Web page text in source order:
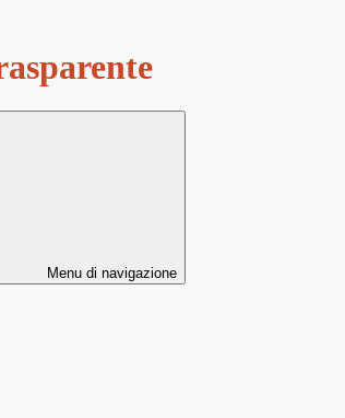
Menu di navigazione